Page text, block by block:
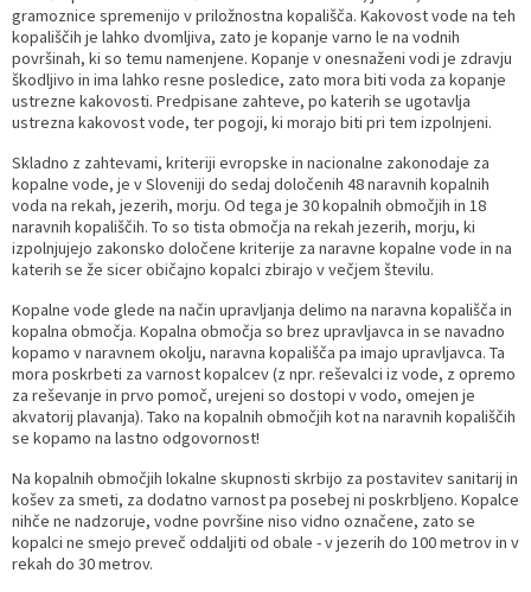
gramoznice spremenijo v priložnostna kopališča. Kakovost vode na teh
kopališčih je lahko dvomljiva, zato je kopanje varno le na vodnih
površinah, ki so temu namenjene. Kopanje v onesnaženi vodi je zdravju
škodljivo in ima lahko resne posledice, zato mora biti voda za kopanje
ustrezne kakovosti. Predpisane zahteve, po katerih se ugotavlja
ustrezna kakovost vode, ter pogoji, ki morajo biti pri tem izpolnjeni.
Skladno z zahtevami, kriteriji evropske in nacionalne zakonodaje za
kopalne vode, je v Sloveniji do sedaj določenih 48 naravnih kopalnih
voda na rekah, jezerih, morju. Od tega je 30 kopalnih območjih in 18
naravnih kopališčih. To so tista območja na rekah jezerih, morju, ki
izpolnjujejo zakonsko določene kriterije za naravne kopalne vode in na
katerih se že sicer običajno kopalci zbirajo v večjem številu.
Kopalne vode glede na način upravljanja delimo na naravna kopališča in
kopalna območja. Kopalna območja so brez upravljavca in se navadno
kopamo v naravnem okolju, naravna kopališča pa imajo upravljavca. Ta
mora poskrbeti za varnost kopalcev (z npr. reševalci iz vode, z opremo
za reševanje in prvo pomoč, urejeni so dostopi v vodo, omejen je
akvatorij plavanja). Tako na kopalnih območjih kot na naravnih kopališčih
se kopamo na lastno odgovornost!
Na kopalnih območjih lokalne skupnosti skrbijo za postavitev sanitarij in
košev za smeti, za dodatno varnost pa posebej ni poskrbljeno. Kopalce
nihče ne nadzoruje, vodne površine niso vidno označene, zato se
kopalci ne smejo preveč oddaljiti od obale - v jezerih do 100 metrov in v
rekah do 30 metrov.
Prostorski dokumenti
Proračunski dokumenti
Skupna občinska uprava
Civilna zaščita in požarna varnost
Kontakt
Pogosta vprašanja
Lokacije defibrilatorjev
Merilniki hitrosti
Hišna in ledinska imena